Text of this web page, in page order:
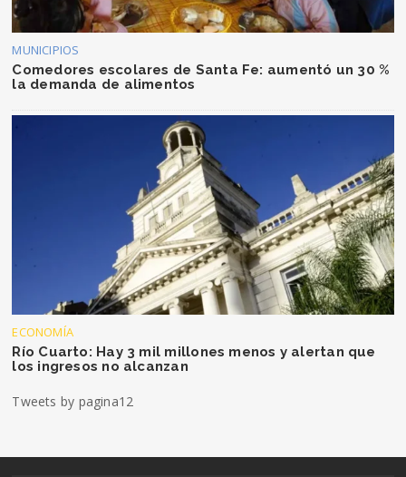
MUNICIPIOS
Comedores escolares de Santa Fe: aumentó un 30 %
la demanda de alimentos
ECONOMÍA
Río Cuarto: Hay 3 mil millones menos y alertan que
los ingresos no alcanzan
Tweets by pagina12